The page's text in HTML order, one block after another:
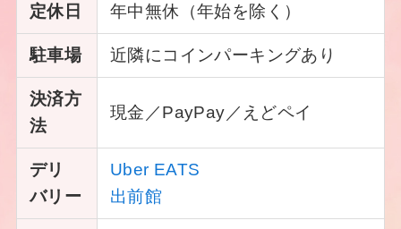
定休日 年中無休（年始を除く）
駐車場 近隣にコインパーキングあり
決済方
法
現金／PayPay／えどペイ
デリ
バリー
Uber EATS
出前館